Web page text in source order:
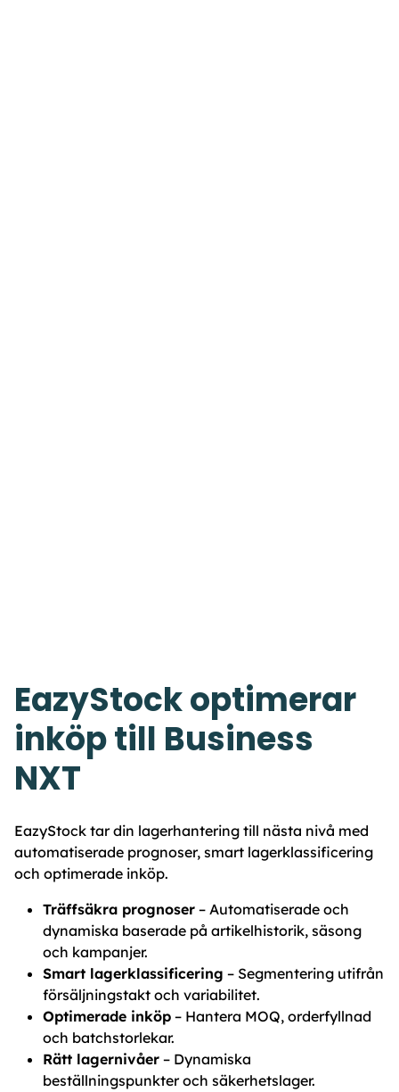
EazyStock optimerar
inköp till Business
NXT
EazyStock tar din lagerhantering till nästa nivå med
automatiserade prognoser, smart lagerklassificering
och optimerade inköp.
Träffsäkra prognoser – Automatiserade och
dynamiska baserade på artikelhistorik, säsong
och kampanjer.
Smart lagerklassificering – Segmentering utifrån
försäljningstakt och variabilitet.
Optimerade inköp – Hantera MOQ, orderfyllnad
och batchstorlekar.
Rätt lagernivåer – Dynamiska
beställningspunkter och säkerhetslager.